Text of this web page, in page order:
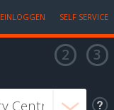
EINLOGGEN SELF SERVICE